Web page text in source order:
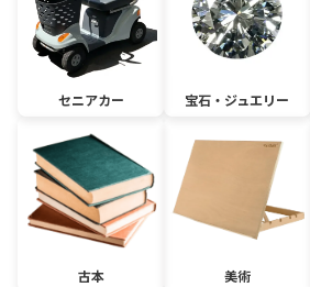
セニアカー 宝石・ジュエリー
古本 美術